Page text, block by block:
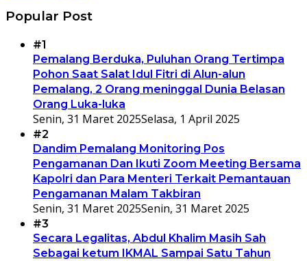
Popular Post
#1
Pemalang Berduka, Puluhan Orang Tertimpa
Pohon Saat Salat Idul Fitri di Alun-alun
Pemalang, 2 Orang meninggal Dunia Belasan
Orang Luka-luka
Senin, 31 Maret 2025Selasa, 1 April 2025
#2
Dandim Pemalang Monitoring Pos
Pengamanan Dan Ikuti Zoom Meeting Bersama
Kapolri dan Para Menteri Terkait Pemantauan
Pengamanan Malam Takbiran
Senin, 31 Maret 2025Senin, 31 Maret 2025
#3
Secara Legalitas, Abdul Khalim Masih Sah
Sebagai ketum IKMAL Sampai Satu Tahun